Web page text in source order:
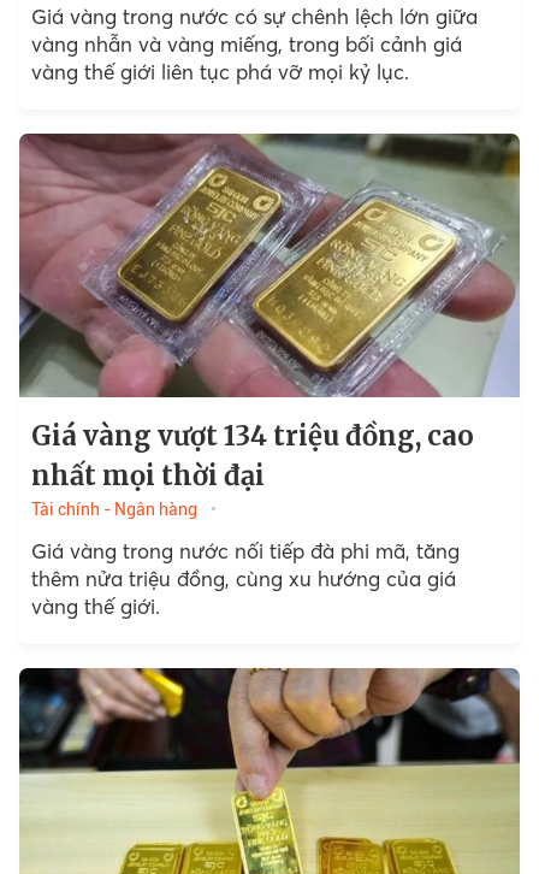
Giá vàng trong nước có sự chênh lệch lớn giữa
vàng nhẫn và vàng miếng, trong bối cảnh giá
vàng thế giới liên tục phá vỡ mọi kỷ lục.
Giá vàng vượt 134 triệu đồng, cao
nhất mọi thời đại
Tài chính - Ngân hàng
Giá vàng trong nước nối tiếp đà phi mã, tăng
thêm nửa triệu đồng, cùng xu hướng của giá
vàng thế giới.